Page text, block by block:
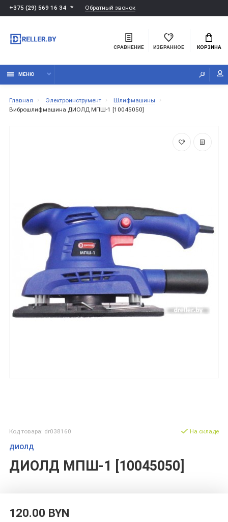
+375 (29) 569 16 34 Обратный звонок
СРАВНЕНИЕ ИЗБРАННОЕ КОРЗИНА
МЕНЮ
Главная Электроинструмент
Шлифмашины
Виброшлифмашина ДИОЛД МПШ-1 [10045050]
Код товара: dr038160
ДИОЛД
ДИОЛД МПШ-1 [10045050]
На складе
120.00 BYN